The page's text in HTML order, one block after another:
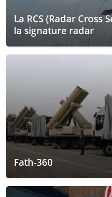
La RCS (Radar Cross
la signature radar
Fath-360